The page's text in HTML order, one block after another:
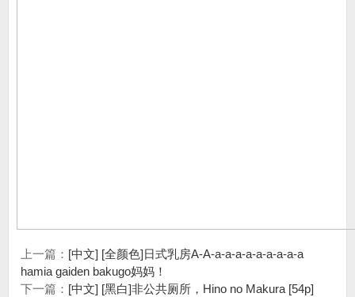
上一篇： [中文] [全颜色]日式乳房A-A-a-a-a-a-a-a-a-a-a
hamia gaiden bakugo妈妈！
下一篇： [中文] [黑白]非公共厕所，Hino no Makura [54p]